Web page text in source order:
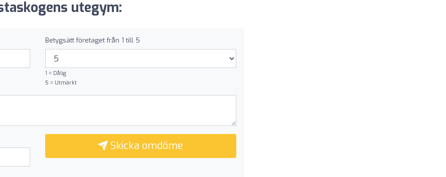
utegym:
Betygsätt företaget från 1 till 5
1 = Dålig
5 = Utmärkt
Skicka omdöme